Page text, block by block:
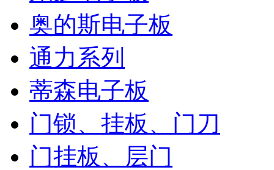
奥的斯电子板
通力系列
蒂森电子板
门锁、挂板、门刀
门挂板、层门